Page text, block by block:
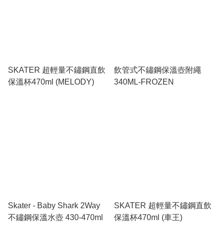
SKATER 超輕量不鏽鋼直飲
保溫杯470ml (MELODY)
飲管式不鏽鋼保溫壺附繩
340ML-FROZEN
Skater - Baby Shark 2Way
不鏽鋼保溫水壺 430-470ml
SKATER 超輕量不鏽鋼直飲
保溫杯470ml (車王)